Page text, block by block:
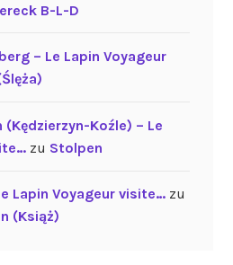
B-L-D
– Le Lapin Voyageur
Koźle) – Le
zu Stolpen
Lapin Voyageur visite…zu
(Książ)